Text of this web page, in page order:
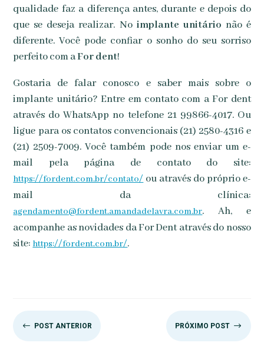
qualidade faz a diferença antes, durante e depois do
que se deseja realizar. No implante unitário não é
diferente. Você pode confiar o sonho do seu sorriso
perfeito com aFor dent!
Gostaria de falar conosco e saber mais sobre o
implante unitário? Entre em contato com a For dent
através do WhatsApp no telefone 21 99866-4017. Ou
ligue para os contatos convencionais (21) 2580-4316 e
(21) 2509-7009. Você também pode nos enviar um e-
mail pela página de contato do site:
https://fordent.com.br/contato/ ou através do próprio e-
mail da clínica:
agendamento@fordent.amandadelavra.com.br. Ah, e
acompanhe as novidades da For Dent através do nosso
site: https://fordent.com.br/.
# POST ANTERIOR PRÓXIMO POST $